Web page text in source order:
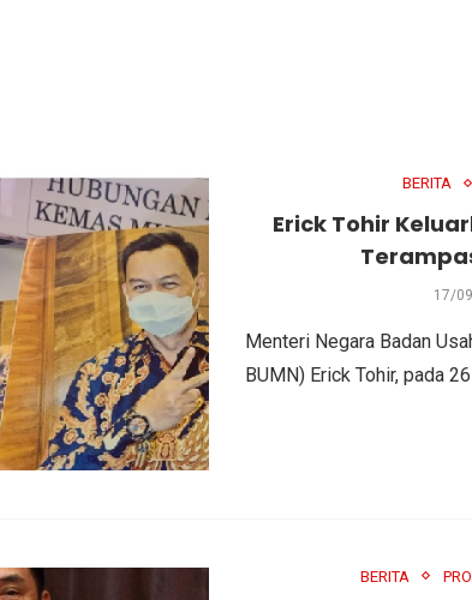
BERITA
Erick Tohir
17/
Menteri Negara Badan
BUMN) Erick Tohir, pada
BERITA